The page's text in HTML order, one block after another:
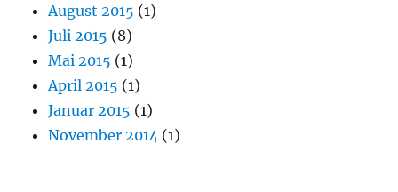
August 2015 (1)
Juli 2015 (8)
Mai 2015 (1)
April 2015 (1)
Januar 2015 (1)
November 2014 (1)